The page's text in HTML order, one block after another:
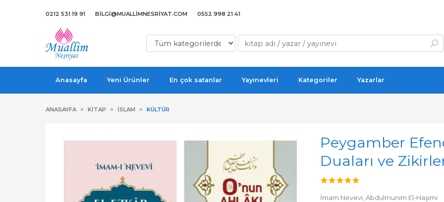
0212 531 19 91 BILGI@MUALLIMNESRIYAT.COM 0552 998 21 41
Anasayfa Yeni Ürünler En çok satanlar Yayınevleri Kategoriler Yazarlar
ANASAYFA KITAP İSLAM KÜLTÜR
Peygamber
Duaları ve
İmam Nevevi, Abdulmunim El-Haşimi